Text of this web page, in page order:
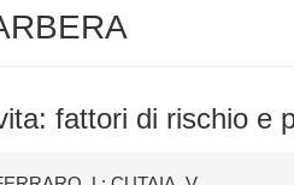
fattori di rischio e